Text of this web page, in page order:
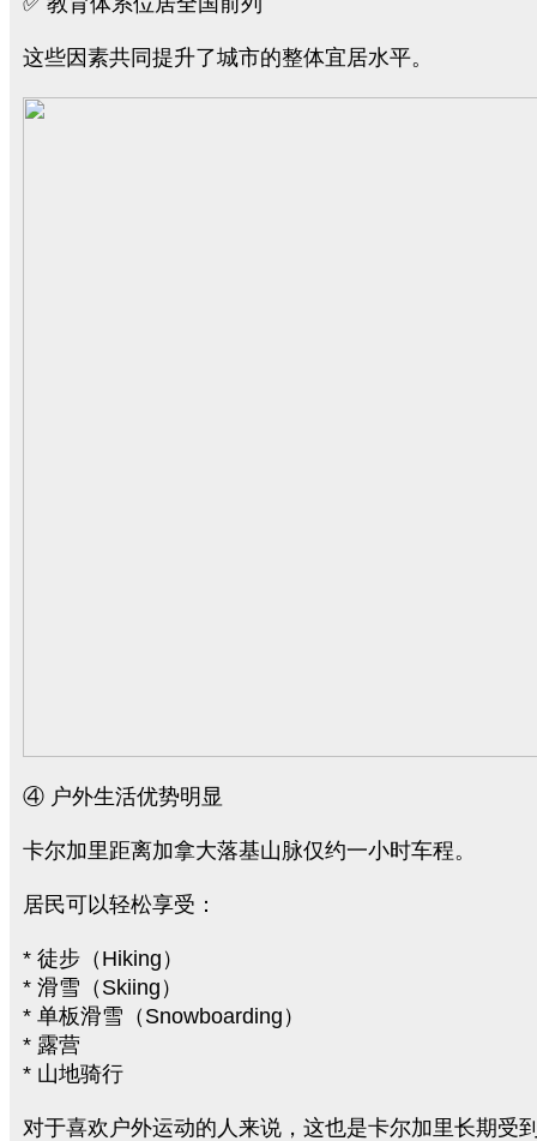
这些因素共同提升了城市的整体宜居水平。
④ 户外生活优势明显
卡尔加里距离加拿大落基山脉仅约一小时车程。
居民可以轻松享受：
* 徒步（Hiking）
* 滑雪（Skiing）
* 单板滑雪（Snowboarding）
* 露营
* 山地骑行
对于喜欢户外运动的人来说，这也是卡尔加里长期受